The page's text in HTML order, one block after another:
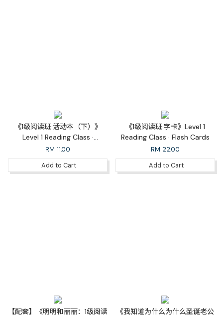
《1级阅读班·活动本（下）》
Level 1 Reading Class ·
Workbook 1B
RM 11.00
Add to Cart
《1级阅读班·字卡》Level 1
Reading Class · Flash Cards
RM 22.00
Add to Cart
【配套】《明明和丽丽：1级阅读
《我知道为什么为什么圣诞老公